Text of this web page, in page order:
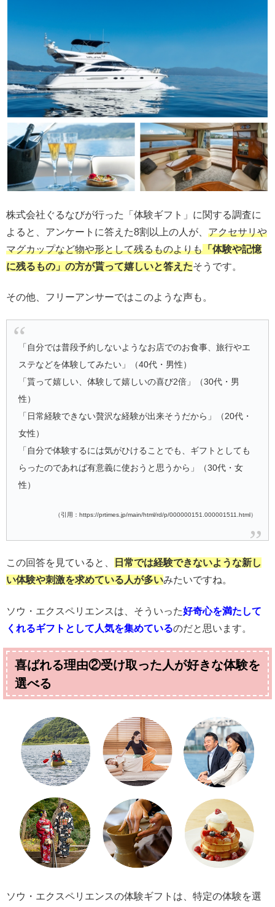
株式会社ぐるなびが行った「体験ギフト」に関する調査に
よると、アンケートに答えた8割以上の人が、 アクセサリや
マグカップなど物や形として残るものよりも 「体験や記憶
に残るもの」の方が貰って嬉しいと答えたそうです。
その他、フリーアンサーではこのような声も。
「自分では普段予約しないようなお店でのお食事、旅行やエ
ステなどを体験してみたい」（40代・男性）
「貰って嬉しい、体験して嬉しいの喜び2倍」（30代・男
性）
「日常経験できない贅沢な経験が出来そうだから」（20代・
女性）
「自分で体験するには気がひけることでも、ギフトとしても
らったのであれば有意義に使おうと思うから」（30代・女
性）
（引用：https://prtimes.jp/main/html/rd/p/000000151.000001511.html）
この回答を見ていると、
日常では経験できないような新し
い体験や刺激を求めている人が多いみたいですね。
ソウ・エクスペリエンスは、そういった好奇心を満たして
くれるギフトとして人気を集めているのだと思います。
喜ばれる理由②受け取った人が好きな体験を
選べる
ソウ・エクスペリエンスの体験ギフトは、特定の体験を選